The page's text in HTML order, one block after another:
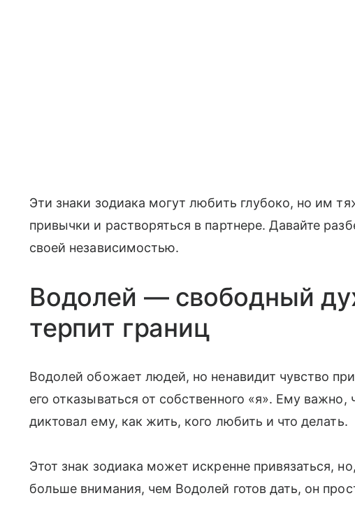
Эти знаки зодиака могут любить глубоко, но им
привычки и растворяться в партнере. Давайте
своей независимостью.
Водолей — свободный
терпит границ
Водолей обожает людей, но ненавидит чувство
его отказываться от собственного «я». Ему
диктовал ему, как жить, кого любить и что делать.
Этот знак зодиака может искренне привязаться,
больше внимания, чем Водолей готов дать, он